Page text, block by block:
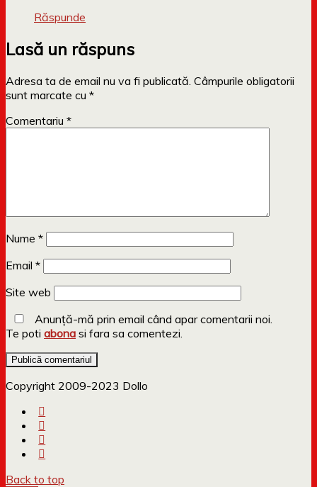
Răspunde
Lasă un răspuns
Adresa ta de email nu va fi publicată. Câmpurile obligatorii
sunt marcate cu *
Comentariu *
Nume *
Email *
Site web
Anunță-mă prin email când apar comentarii noi.
Te poti abona si fara sa comentezi.
Copyright 2009-2023 Dollo
Back to top